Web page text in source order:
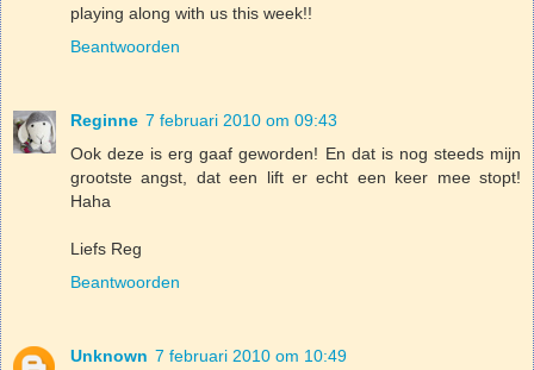
playing along with us this week!!
Beantwoorden
Reginne 7 februari 2010 om 09:43
Ook deze is erg gaaf geworden! En dat is nog steeds mijn
grootste angst, dat een lift er echt een keer mee stopt!
Haha
Liefs Reg
Beantwoorden
Unknown 7 februari 2010 om 10:49